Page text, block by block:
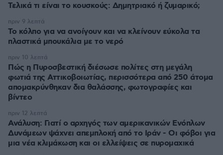
Τελικά τι είναι το κουσκούς: Δημητριακό ή ζυμαρικό;
Το κόλπο για να ανοίγουν και να κλείνουν εύκολα τα
πλαστικά μπουκάλια με το νερό
πριν 9 λεπτά
Πώς η Πυροσβεστική διέσωσε πολίτες στη μεγάλη
φωτιά της Αττικοβοιωτίας, περισσότερα από 250 άτομα
απομακρύνθηκαν δια θαλάσσης, φωτογραφίες και
βίντεο
πριν 10 λεπτά
Ανάλυση: Γιατί ο αρχηγός των αμερικανικών Ενόπλων
Δυνάμεων ψάχνει απεμπλοκή από το Ιράν - Οι φόβοι για
μια νέα κλιμάκωση και οι ελλείψεις σε πυρομαχικά
πριν 12 λεπτά